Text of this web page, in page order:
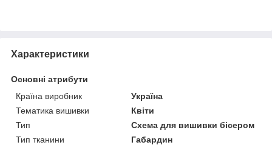
Характеристики
Основні атрибути
Країна виробник
Україна
Тематика вишивки
Квіти
Тип
Схема для вишивки бісером
Тип тканини
Габардин